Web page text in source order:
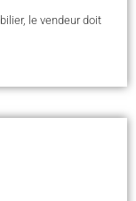
le vendeur doit